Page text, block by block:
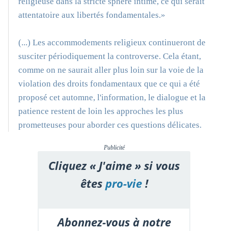
attentatoire aux libertés fondamentales.»
(...) Les accommodements religieux continueront de
susciter périodiquement la controverse. Cela étant,
comme on ne saurait aller plus loin sur la voie de la
violation des droits fondamentaux que ce qui a été
proposé cet automne, l'information, le dialogue et la
patience restent de loin les approches les plus
prometteuses pour aborder ces questions délicates.
Publicité
Cliquez « J'aime » si vous
êtespro-vie!
Abonnez-vous à notre